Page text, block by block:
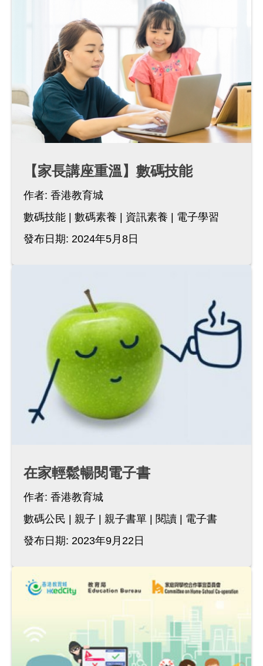
【家長講座重溫】數碼技能
作者: 香港教育城
數碼技能
數碼素養 資訊素養
電子學習
發布日期: 2024年5月8日
在家輕鬆暢閱電子書
作者: 香港教育城
數碼公民
親子 親子書單 閱讀
電子書
發布日期: 2023年9月22日